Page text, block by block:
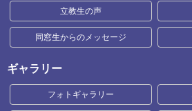
立教生の声
同窓生からのメッセージ
ギャラリー
フォトギャラリー